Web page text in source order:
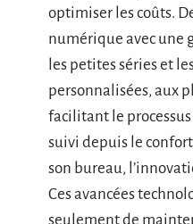
optimiser les coûts.
numérique avec
les petites séries et
personnalisées, aux
facilitant le
suivi depuis le
son bureau,
Ces avancées
seulement de